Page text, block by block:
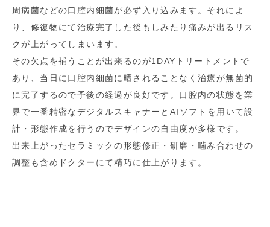
周病菌などの口腔内細菌が必ず入り込みます。それによ
り、修復物にて治療完了した後もしみたり痛みが出るリス
クが上がってしまいます。
その欠点を補うことが出来るのが1DAYトリートメントで
あり、当日に口腔内細菌に晒されることなく治療が無菌的
に完了するので予後の経過が良好です。口腔内の状態を業
界で一番精密なデジタルスキャナーとAIソフトを用いて設
計・形態作成を行うのでデザインの自由度が多様です。
出来上がったセラミックの形態修正・研磨・噛み合わせの
調整も含めドクターにて精巧に仕上がります。